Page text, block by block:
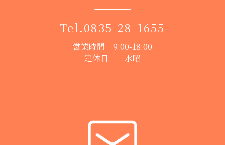
Tel.0835-28-1655
営業時間 9:00-18:00
定休日 水曜